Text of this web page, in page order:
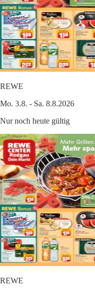
REWE
Mo. 3.8. - Sa. 8.8.2026
Nur noch heute gültig
REWE